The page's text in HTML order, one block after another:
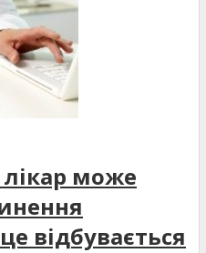
може
відбувається